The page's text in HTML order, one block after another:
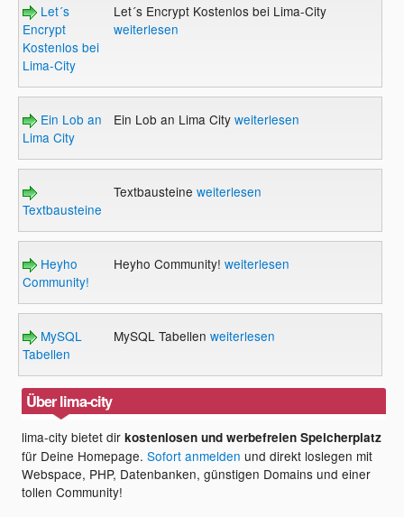
Let´s
Encrypt
Kostenlos bei
Lima-City
Let´s Encrypt Kostenlos bei Lima-City
weiterlesen
Ein Lob an
Lima City
Ein Lob an Lima City weiterlesen
Textbausteine
Textbausteine weiterlesen
Heyho
Community!
Heyho Community! weiterlesen
MySQL
Tabellen
MySQL Tabellen weiterlesen
Über lima-city
lima-city bietet dirkostenlosen und werbefreien Speicherplatz
für Deine Homepage.Sofort anmelden und direkt loslegen mit
Webspace, PHP, Datenbanken, günstigen Domains und einer
tollen Community!